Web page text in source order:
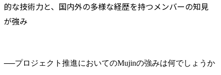
的な技術力と、国内外の多様な経歴を持つメンバーの知見
が強み
──